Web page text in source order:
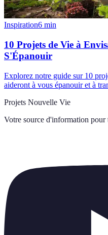
Inspiration6 min
10 Projets de Vie à
S'Épanouir
Explorez notre guide sur 10
aideront à vous épanouir et à
Projets Nouvelle Vie
Votre source d'information pour